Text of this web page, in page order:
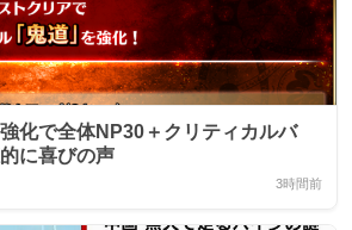
強化で全体NP30＋クリティカルバ
に喜びの声
3時間前